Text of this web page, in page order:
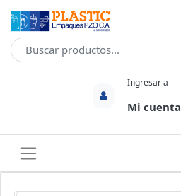
Ingresar a
Mi cuenta